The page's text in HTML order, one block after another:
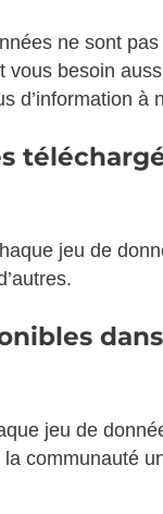
ne sont
besoin
d’information à
jeu de
jeu de
communauté